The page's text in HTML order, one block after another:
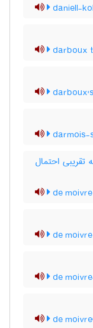
daniell-
darboux
darmois-
تقریبی احتمال
de
de
de
de